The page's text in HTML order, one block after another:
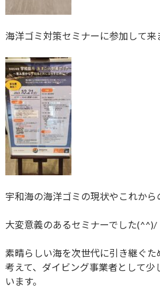
海洋ゴミ対策セミナーに参加して来
宇和海の海洋ゴミの現状やこれから
大変意義のあるセミナーでした(^^)/
素晴らしい海を次世代に引き継ぐた
考えて、ダイビング事業者として少
います。